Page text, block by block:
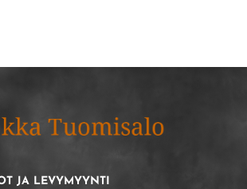
JA LEVYMYYNTI